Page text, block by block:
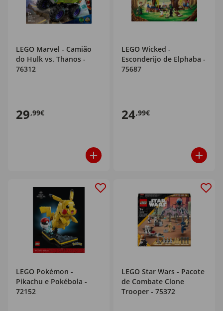
LEGO Marvel - Camião
do Hulk vs. Thanos -
76312
29,99€
LEGO Wicked -
Esconderijo de Elphaba -
75687
24,99€
LEGO Pokémon -
Pikachu e Pokébola -
72152
LEGO Star Wars - Pacote
de Combate Clone
Trooper - 75372